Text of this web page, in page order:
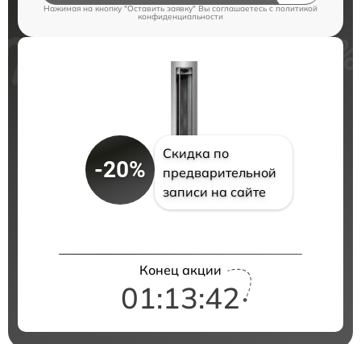
Нажимая на кнопку "Оставить заявку" Вы соглашаетесь cполитикой
конфиденциальности
-20%
Скидка по
предварительной
записи на сайте
Конец акции
01:13:41